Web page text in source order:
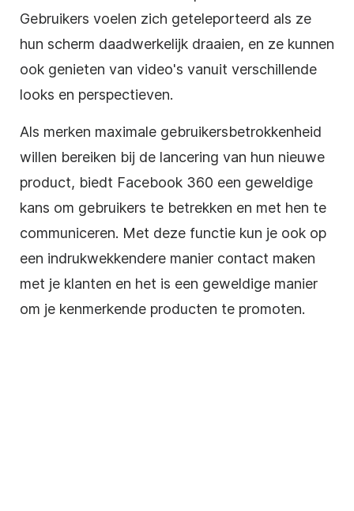
Gebruikers voelen zich geteleporteerd als ze
hun scherm daadwerkelijk draaien, en ze kunnen
ook genieten van video's vanuit verschillende
looks en perspectieven.
Als merken maximale gebruikersbetrokkenheid
willen bereiken bij de lancering van hun nieuwe
product, biedt Facebook 360 een geweldige
kans om gebruikers te betrekken en met hen te
communiceren. Met deze functie kun je ook op
een indrukwekkendere manier contact maken
met je klanten en het is een geweldige manier
om je kenmerkende producten te promoten.